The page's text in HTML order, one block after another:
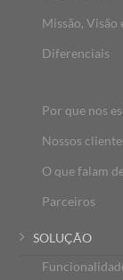
Missão, Visão
Diferenciais
Por que nos
Nossos
O que falam
Parceiros
SOLUÇÃO